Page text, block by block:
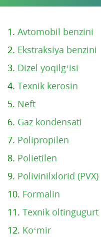
1. Avtomobil benzini
2. Ekstraksiya benzini
3. Dizel yoqilg‘isi
4. Texnik kerosin
5. Neft
6. Gaz kondensati
7. Polipropilen
8. Polietilen
9. Polivinilxlorid (PVX)
10. Formalin
11. Texnik oltingugurt
12. Ko‘mir